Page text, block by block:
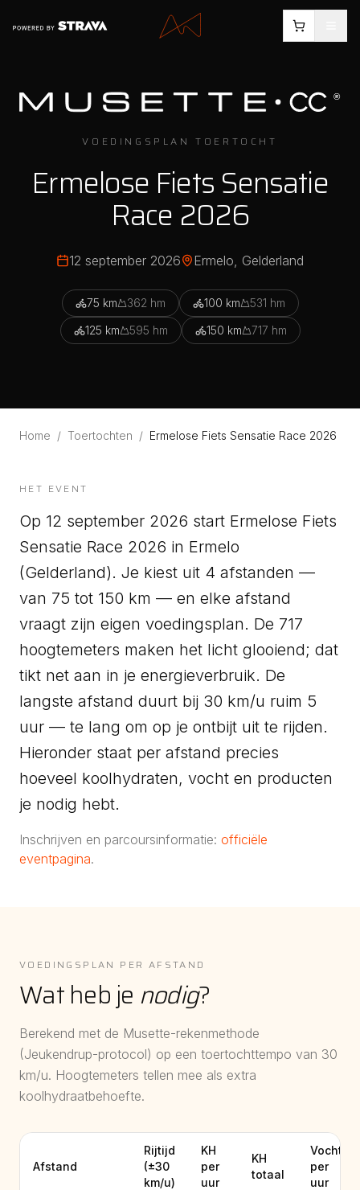
VOEDINGSPLAN TOERTOCHT
Ermelose Fiets Sensatie
Race 2026
12 september 2026 Ermelo, Gelderland
75 km 362 hm 100 km 531 hm
125 km 595 hm 150 km 717 hm
Home / Toertochten / Ermelose Fiets Sensatie Race 2026
HET EVENT
Op 12 september 2026 start Ermelose Fiets
Sensatie Race 2026 in Ermelo
(Gelderland). Je kiest uit 4 afstanden —
van 75 tot 150 km — en elke afstand
vraagt zijn eigen voedingsplan. De 717
hoogtemeters maken het licht glooiend; dat
tikt net aan in je energieverbruik. De
langste afstand duurt bij 30 km/u ruim 5
uur — te lang om op je ontbijt uit te rijden.
Hieronder staat per afstand precies
hoeveel koolhydraten, vocht en producten
je nodig hebt.
Inschrijven en parcoursinformatie: officiële
eventpagina.
VOEDINGSPLAN PER AFSTAND
Wat heb je nodig?
Berekend met de Musette-rekenmethode
(Jeukendrup-protocol) op een toertochttempo van 30
km/u. Hoogtemeters tellen mee als extra
koolhydraatbehoefte.
Afstand
Rijtijd
(±30
km/u)
KH
per
uur
KH
totaal
Vocht
per
uur